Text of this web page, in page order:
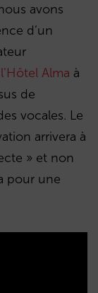
avons
d’un
l’Hôtel Alma à
de
vocales. Le
arrivera à
» et non
pour une